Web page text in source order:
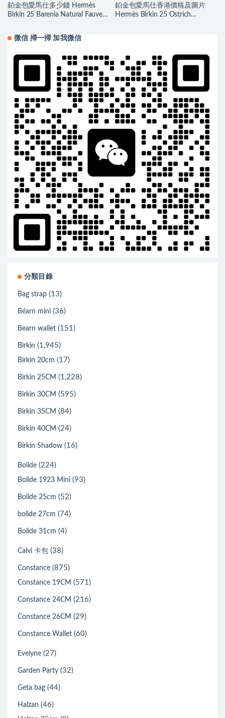
鉑金包愛馬仕多少錢 Hermès
Birkin 25 Barenia Natural Fauve
鉑金包愛馬仕香港價格及圖片
Hermès Birkin 25 Ostrich
微信 掃一掃 加我微信
分類目錄
Bag strap (13)
Béarn mini (36)
Bearn wallet (151)
Birkin (1,945)
Birkin 20cm (17)
Birkin 25CM (1,228)
Birkin 30CM (595)
Birkin 35CM (84)
Birkin 40CM (24)
Birkin Shadow (16)
Bolide (224)
Bolide 1923 Mini (93)
Bolide 25cm (52)
bolide 27cm (74)
Bolide 31cm (4)
Calvi 卡包 (38)
Constance (875)
Constance 19CM (571)
Constance 24CM (216)
Constance 26CM (29)
Constance Wallet (60)
Evelyne (27)
Garden Party (32)
Geta bag (44)
Halzan (46)